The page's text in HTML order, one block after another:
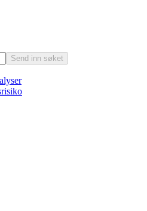
Send inn søket